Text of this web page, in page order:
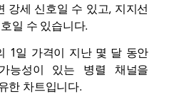
강세 신호일 수 있고, 지지선
일 수 있습니다.
1일 가격이 지난 몇 달 동안
능성이 있는 병렬 채널을
한 차트입니다.